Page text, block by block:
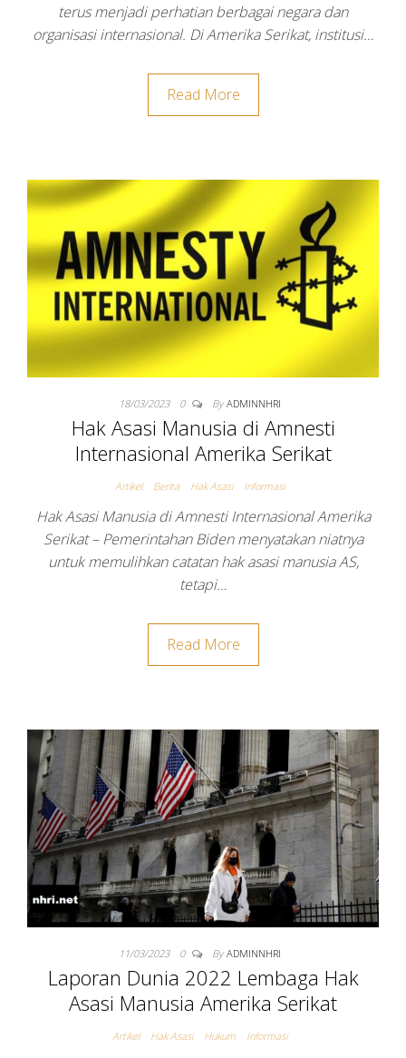
terus menjadi perhatian berbagai negara dan
organisasi internasional. Di Amerika Serikat, institusi…
Read More
18/03/2023 0 By ADMINNHRI
Hak Asasi Manusia di Amnesti
Internasional Amerika Serikat
Artikel Berita Hak Asasi Informasi
Hak Asasi Manusia di Amnesti Internasional Amerika
Serikat – Pemerintahan Biden menyatakan niatnya
untuk memulihkan catatan hak asasi manusia AS,
tetapi…
Read More
11/03/2023 0 By ADMINNHRI
Laporan Dunia 2022 Lembaga Hak
Asasi Manusia Amerika Serikat
Artikel Hak Asasi Hukum Informasi